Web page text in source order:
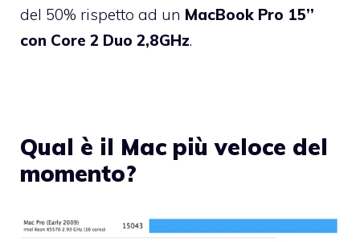
del 50% rispetto ad un MacBook Pro 15’’
con Core 2 Duo 2,8GHz.
Qual è il Mac più veloce del
momento?